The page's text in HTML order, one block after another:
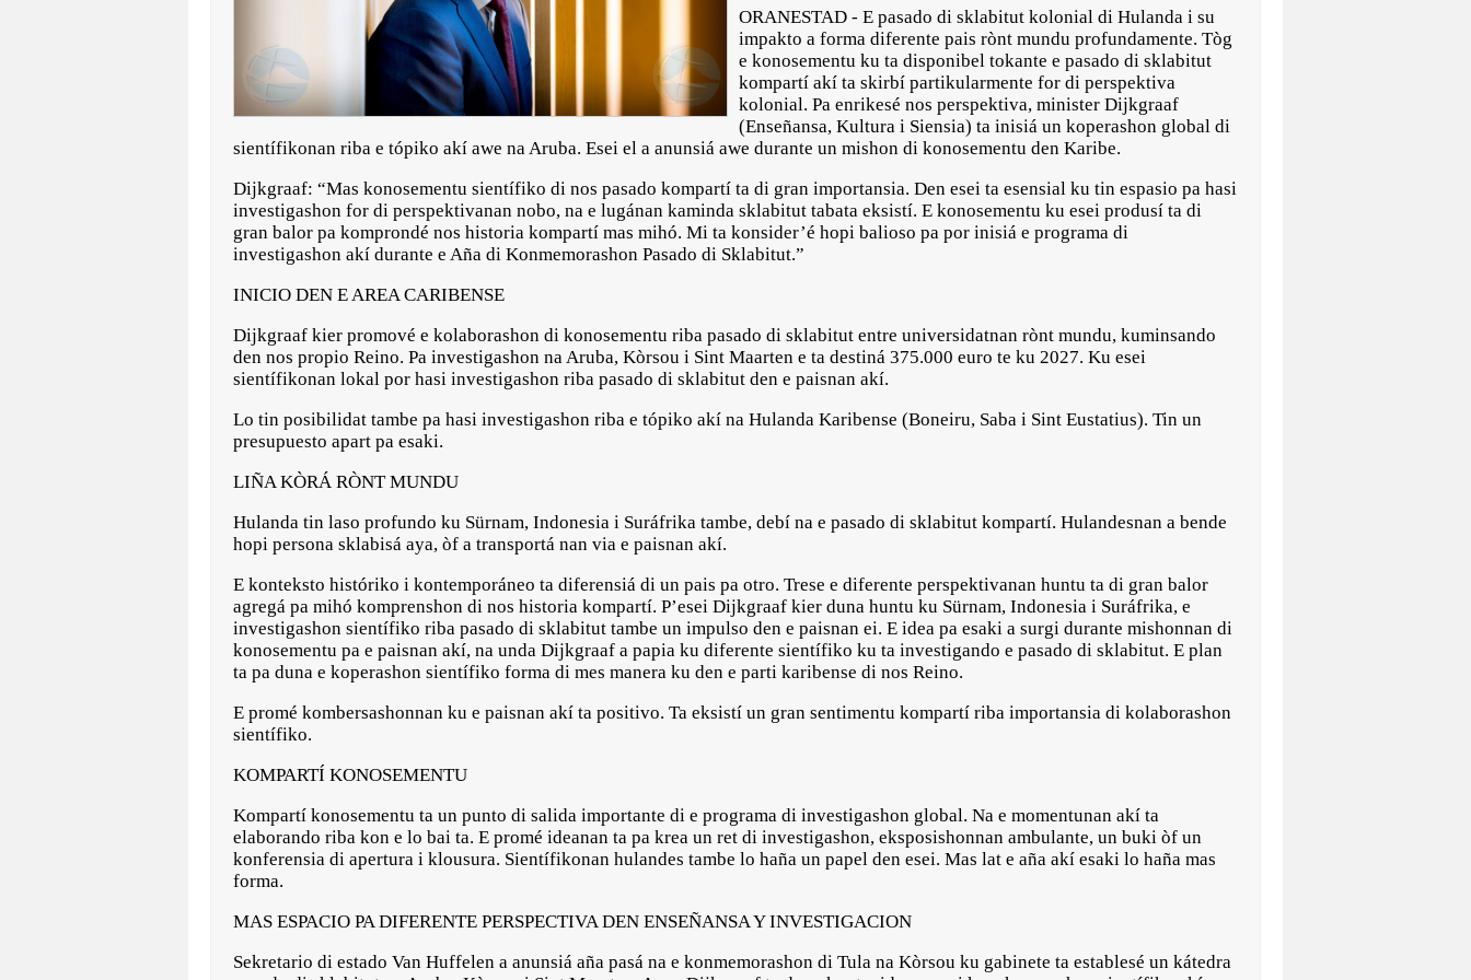
ORANESTAD - E pasado di sklabitut kolonial di Hulanda i su
impakto a forma diferente pais rònt mundu profundamente. Tòg
e konosementu ku ta disponibel tokante e pasado di sklabitut
kompartí akí ta skirbí partikularmente for di perspektiva
kolonial. Pa enrikesé nos perspektiva, minister Dijkgraaf
(Enseñansa, Kultura i Siensia) ta inisiá un koperashon global di
sientífikonan riba e tópiko akí awe na Aruba. Esei el a anunsiá awe durante un mishon di konosementu den Karibe.
Dijkgraaf: “Mas konosementu sientífiko di nos pasado kompartí ta di gran importansia. Den esei ta esensial ku tin espasio pa hasi
investigashon for di perspektivanan nobo, na e lugánan kaminda sklabitut tabata eksistí. E konosementu ku esei produsí ta di
gran balor pa komprondé nos historia kompartí mas mihó. Mi ta konsider’é hopi balioso pa por inisiá e programa di
investigashon akí durante e Aña di Konmemorashon Pasado di Sklabitut.”
INICIO DEN E AREA CARIBENSE
Dijkgraaf kier promové e kolaborashon di konosementu riba pasado di sklabitut entre universidatnan rònt mundu, kuminsando
den nos propio Reino. Pa investigashon na Aruba, Kòrsou i Sint Maarten e ta destiná 375.000 euro te ku 2027. Ku esei
sientífikonan lokal por hasi investigashon riba pasado di sklabitut den e paisnan akí.
Lo tin posibilidat tambe pa hasi investigashon riba e tópiko akí na Hulanda Karibense (Boneiru, Saba i Sint Eustatius). Tin un
presupuesto apart pa esaki.
LIÑA KÒRÁ RÒNT MUNDU
Hulanda tin laso profundo ku Sürnam, Indonesia i Suráfrika tambe, debí na e pasado di sklabitut kompartí. Hulandesnan a bende
hopi persona sklabisá aya, òf a transportá nan via e paisnan akí.
E konteksto históriko i kontemporáneo ta diferensiá di un pais pa otro. Trese e diferente perspektivanan huntu ta di gran balor
agregá pa mihó komprenshon di nos historia kompartí. P’esei Dijkgraaf kier duna huntu ku Sürnam, Indonesia i Suráfrika, e
investigashon sientífiko riba pasado di sklabitut tambe un impulso den e paisnan ei. E idea pa esaki a surgi durante mishonnan di
konosementu pa e paisnan akí, na unda Dijkgraaf a papia ku diferente sientífiko ku ta investigando e pasado di sklabitut. E plan
ta pa duna e koperashon sientífiko forma di mes manera ku den e parti karibense di nos Reino.
E promé kombersashonnan ku e paisnan akí ta positivo. Ta eksistí un gran sentimentu kompartí riba importansia di kolaborashon
sientífiko.
KOMPARTÍ KONOSEMENTU
Kompartí konosementu ta un punto di salida importante di e programa di investigashon global. Na e momentunan akí ta
elaborando riba kon e lo bai ta. E promé ideanan ta pa krea un ret di investigashon, eksposishonnan ambulante, un buki òf un
konferensia di apertura i klousura. Sientífikonan hulandes tambe lo haña un papel den esei. Mas lat e aña akí esaki lo haña mas
forma.
MAS ESPACIO PA DIFERENTE PERSPECTIVA DEN ENSEÑANSA Y INVESTIGACION
Sekretario di estado Van Huffelen a anunsiá aña pasá na e konmemorashon di Tula na Kòrsou ku gabinete ta establesé un kátedra